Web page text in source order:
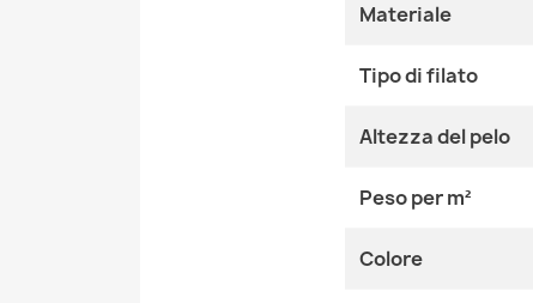
Materiale
Tipo di filato
Altezza del pelo
Peso per m²
Colore